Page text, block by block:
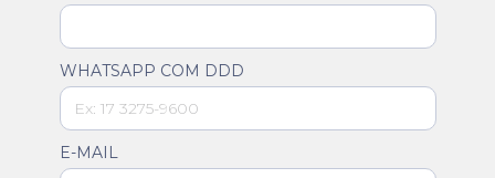
WHATSAPP COM DDD
E-MAIL